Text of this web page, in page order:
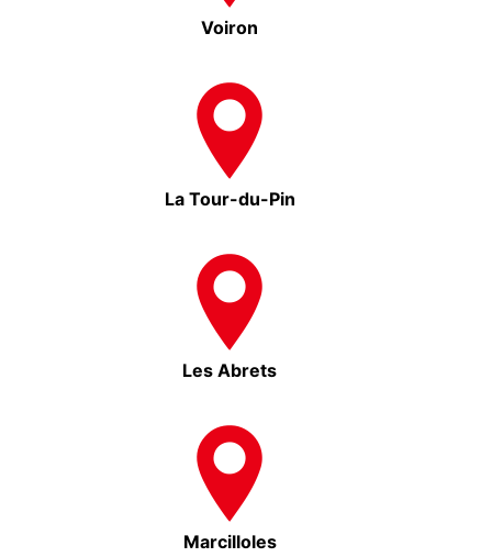
Voiron
La Tour-du-Pin
Les Abrets
Marcilloles